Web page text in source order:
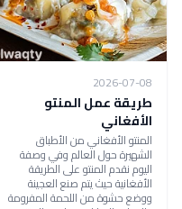
2026-07-08
طريقة عمل المنتو
الأفغاني
المنتو الأفغاني من الأطباق
الشهيرة حول العالم وفي وصفة
اليوم نقدم المنتو على الطريقة
الأفغانية حيث يتم صنع العجينة
ووضع حشوة من اللحمة المفرومة